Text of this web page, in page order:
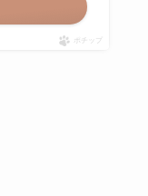
ポチップ